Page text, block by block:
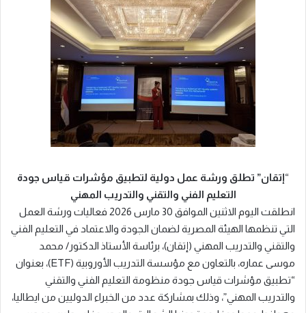
“إتقان” تطلق ورشة عمل دولية لتطبيق مؤشرات قياس جودة
التعليم الفني والتقني والتدريب المهني
انطلقت اليوم الاثنين الموافق 30 مارس 2026 فعاليات ورشة العمل
التي تنظمها الهيئة المصرية لضمان الجودة والاعتماد في التعليم الفني
والتقني والتدريب المهني (إتقان)، برئاسة الأستاذ الدكتور/ محمد
موسى عماره، بالتعاون مع مؤسسة التدريب الأوروبية (ETF)، بعنوان
“تطبيق مؤشرات قياس جودة منظومة التعليم الفني والتقني
والتدريب المهني”، وذلك بمشاركة عدد من الخبراء الدوليين من ايطاليا،